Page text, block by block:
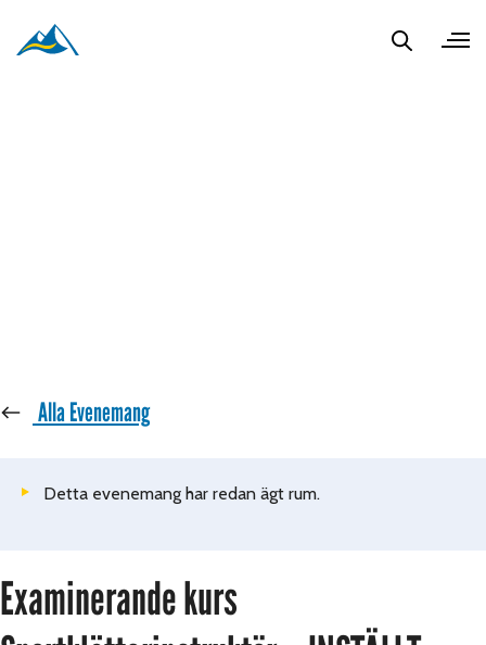
« Alla Evenemang
Detta evenemang har redan ägt rum.
Examinerande kurs